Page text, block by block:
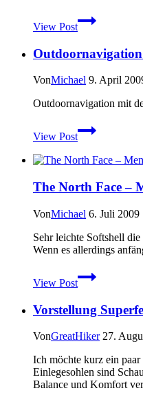
View Post
Rucksack
für
und
–
Kestrel
VonMichael 9. April
Outdoornavigation mit
View Postmit
GPS
dem
The North Face –
VonMichael 6. Juli 2009
Sehr leichte Softshell
Wenn es allerdings
View Post
The
North
–
Cipher
Jacket
Vorstellung
VonGreatHiker 27.
Ich möchte kurz ein
Einlegesohlen sind
Balance und Komfort